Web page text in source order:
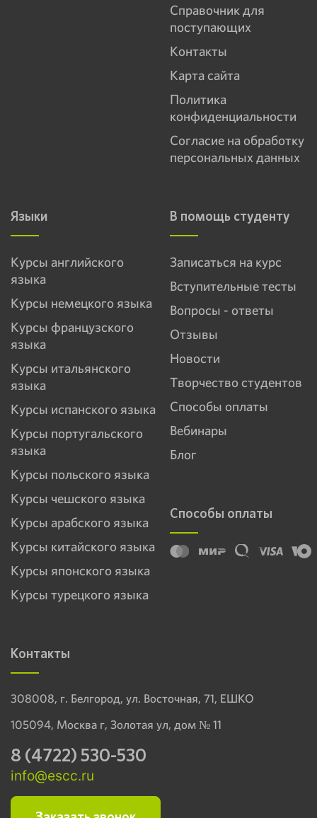
Справочник для
поступающих
Контакты
Карта сайта
Политика
конфиденциальности
Согласие на обработку
персональных данных
В помощь студенту
Записаться на курс
Вступительные тесты
Вопросы - ответы
Отзывы
Новости
Творчество студентов
Способы оплаты
Вебинары
Блог
Способы оплаты
Языки
Курсы английского
языка
Курсы немецкого языка
Курсы французского
языка
Курсы итальянского
языка
Курсы испанского языка
Курсы португальского
языка
Курсы польского языка
Курсы чешского языка
Курсы арабского языка
Курсы китайского языка
Курсы японского языка
Курсы турецкого языка
Контакты
308008, г. Белгород, ул. Восточная, 71, ЕШКО
105094, Москва г, Золотая ул, дом № 11
8 (4722) 530-530
info@escc.ru